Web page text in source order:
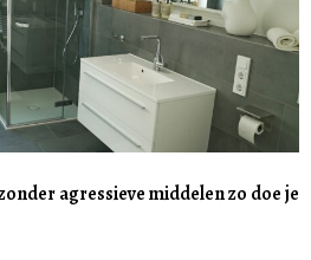
agressieve middelen zo doe je